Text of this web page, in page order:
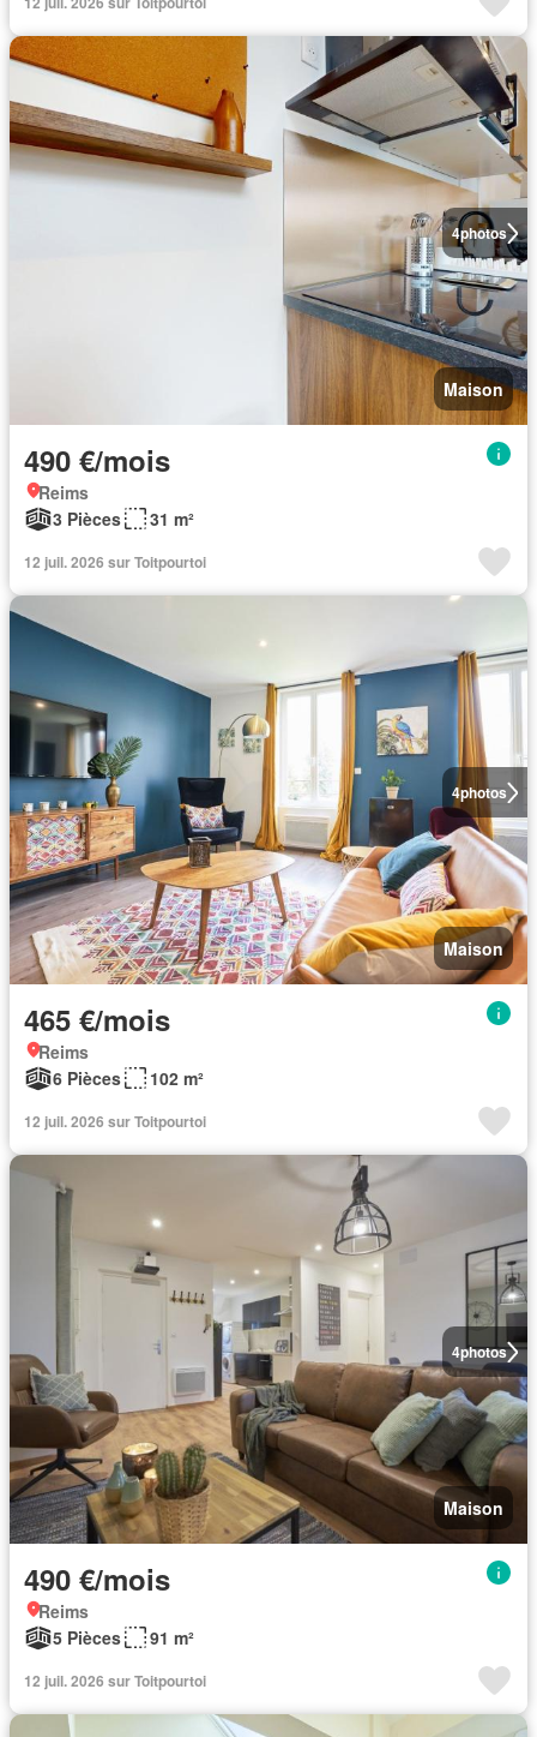
4photos
Maison
490 €/mois
Reims
3 Pièces
31 m²
12 juil. 2026 sur Toitpourtoi
4photos
Maison
465 €/mois
Reims
6 Pièces
102 m²
12 juil. 2026 sur Toitpourtoi
4photos
Maison
490 €/mois
Reims
5 Pièces
91 m²
12 juil. 2026 sur Toitpourtoi